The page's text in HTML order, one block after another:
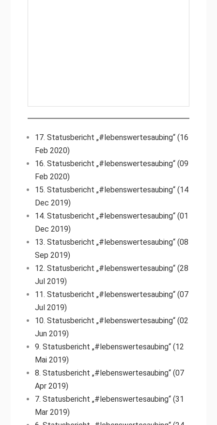
17. Statusbericht „#lebenswertesaubing“ (16
Feb 2020)
16. Statusbericht „#lebenswertesaubing“ (09
Feb 2020)
15. Statusbericht „#lebenswertesaubing“ (14
Dec 2019)
14. Statusbericht „#lebenswertesaubing“ (01
Dec 2019)
13. Statusbericht „#lebenswertesaubing“ (08
Sep 2019)
12. Statusbericht „#lebenswertesaubing“ (28
Jul 2019)
11. Statusbericht „#lebenswertesaubing“ (07
Jul 2019)
10. Statusbericht „#lebenswertesaubing“ (02
Jun 2019)
9. Statusbericht „#lebenswertesaubing“ (12
Mai 2019)
8. Statusbericht „#lebenswertesaubing“ (07
Apr 2019)
7. Statusbericht „#lebenswertesaubing“ (31
Mar 2019)